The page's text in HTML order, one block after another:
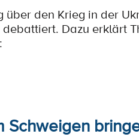
den Krieg in der
Dazu erklärt
Schweigen